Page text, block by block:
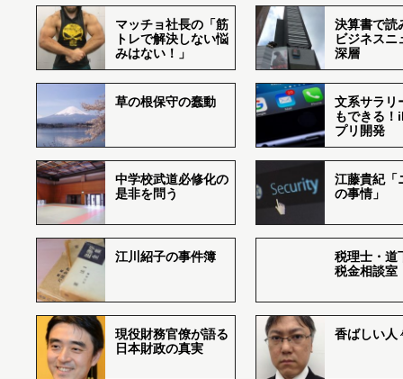
マッチョ社長の「筋
トレで解決しない悩
みはない！」
決算書で読
ビジネスニ
深層
草の根保守の蠢動
文系サラリ
もできる
プリ開発
中学校武道必修化の
是非を問う
江藤貴紀「
の事情」
江川紹子の事件簿
税理士・道
税金相談室
現役財務官僚が語る
日本財政の真実
香ばしい